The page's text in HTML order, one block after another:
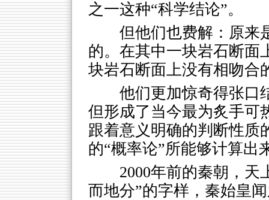
之一这种“科学结论”。
但他们也费解：原来
的。在其中一块岩石断面
块岩石断面上没有相吻合
他们更加惊奇得张口
但形成了当今最为炙手可
跟着意义明确的判断性质
的“概率论”所能够计算出
2000年前的秦朝，天
而地分”的字样，秦始皇